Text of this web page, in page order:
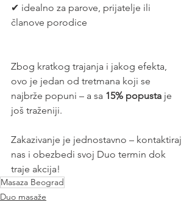
✔ idealno za parove, prijatelje ili
članove porodice
Zbog kratkog trajanja i jakog efekta,
ovo je jedan od tretmana koji se
najbrže popuni – a sa 15% popusta je
još traženiji.
Zakazivanje je jednostavno – kontaktiraj
nas i obezbedi svoj Duo termin dok
traje akcija!
Masaza Beograd
Duo masaže